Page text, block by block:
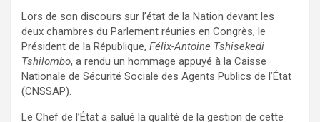
Lors de son discours sur l’état de la Nation devant les
deux chambres du Parlement réunies en Congrès, le
Président de la République, Félix-Antoine Tshisekedi
Tshilombo, a rendu un hommage appuyé à la Caisse
Nationale de Sécurité Sociale des Agents Publics de l’État
(CNSSAP).
Le Chef de l’État a salué la qualité de la gestion de cette